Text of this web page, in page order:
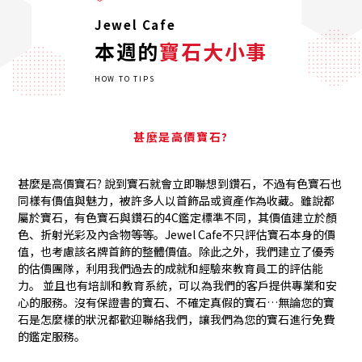
Jewel Cafe
本週的寶石大小事
HOW TO TIPS
甚麼是高價寶石?
甚麼是高價寶石? 說到寶石就會立即聯想到鑽石，不過有色寶石也
同樣有價值與魅力，被許多人以首飾品或資產作為收藏。雖說都
屬於寶石，有色寶石與鑽石的4C鑑定標準不同，其價值建立於顏
色、折射光彩及內含物等等。Jewel Cafe不只評估寶石本身的價
值，也考慮該名牌首飾的整體價值。除此之外，我們建立了優秀
的估價團隊，利用我們過去的成就和經驗來教育員工的評估能
力。 並且也有培訓和教育系統，可以為我們的客戶提供專業和安
心的服務。沒有保證書的寶石、不確定真假的寶石…無論您的寶
石是怎麼樣的狀況都歡迎聯絡我們，讓我們為您的寶石進行免費
的鑑定服務。